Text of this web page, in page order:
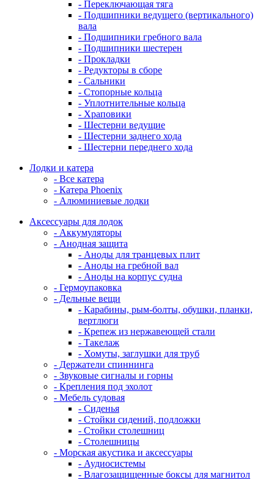
- Переключающая тяга
- Подшипники ведущего (вертикального)
вала
- Подшипники гребного вала
- Подшипники шестерен
- Прокладки
- Редукторы в сборе
- Сальники
- Стопорные кольца
- Уплотнительные кольца
- Храповики
- Шестерни ведущие
- Шестерни заднего хода
- Шестерни переднего хода
Лодки и катера
- Все катера
- Катера Phoenix
- Алюминиевые лодки
Аксессуары для лодок
- Аккумуляторы
- Анодная защита
- Аноды для транцевых плит
- Аноды на гребной вал
- Аноды на корпус судна
- Гермоупаковка
- Дельные вещи
- Карабины, рым-болты, обушки, планки,
вертлюги
- Крепеж из нержавеющей стали
- Такелаж
- Хомуты, заглушки для труб
- Держатели спиннинга
- Звуковые сигналы и горны
- Крепления под эхолот
- Мебель судовая
- Сиденья
- Стойки сидений, подложки
- Стойки столешниц
- Столешницы
- Морская акустика и аксессуары
- Аудиосистемы
- Влагозащищенные боксы для магнитол